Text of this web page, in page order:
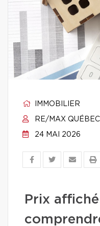
IMMOBILIER
RE/MAX QUÉBEC
24 MAI 2026
Prix